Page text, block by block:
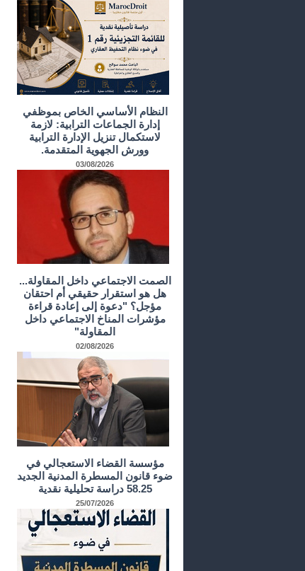
النظام الأساسي الخاص بموظفي
إدارة الجماعات الترابية: لازمة
لاستكمال تنزيل الإدارة الترابية
وورش الجهوية المتقدمة.
03/08/2026
الصمت الاجتماعي داخل المقاولة...
هل هو استقرار حقيقي أم احتقان
مؤجل؟ "دعوة إلى إعادة قراءة
مؤشرات المناخ الاجتماعي داخل
المقاولة"
02/08/2026
مؤسسة القضاء الاستعجالي في
ضوء قانون المسطرة المدنية الجديد
58.25 دراسة تحليلية نقدية
25/07/2026